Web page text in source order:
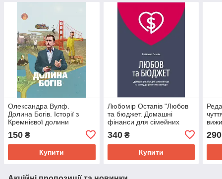
Олександра Вулф.
Долина Богів. Історії з
Кремнієвої долини
150 ₴
Купити
Любомір Остапів "Любов
та бюджет. Домашні
фінанси для сімейних
340₴
Купити
290